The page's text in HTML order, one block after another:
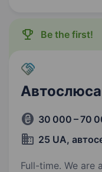
Be the first!
30 000 – 70
25 UA,
Full-time. We are